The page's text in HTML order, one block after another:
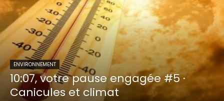
ENVIRONNEMENT
10:07, votre pause engagée #5 ·
Canicules et climat